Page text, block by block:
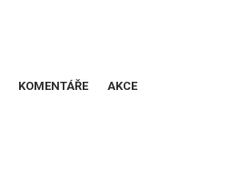
KOMENTÁŘE AKCE